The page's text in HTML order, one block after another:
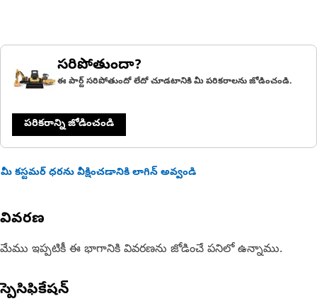
సరిపోతుందా?
ఈ పార్ట్ సరిపోతుందో లేదో చూడటానికి మీ పరికరాలను జోడించండి.
పరికరాన్ని జోడించండి
మీ కస్టమర్ ధరను వీక్షించడానికి లాగిన్ అవ్వండి
వివరణ
మేము ఇప్పటికీ ఈ భాగానికి వివరణను జోడించే పనిలో ఉన్నాము.
స్పెసిఫికేషన్